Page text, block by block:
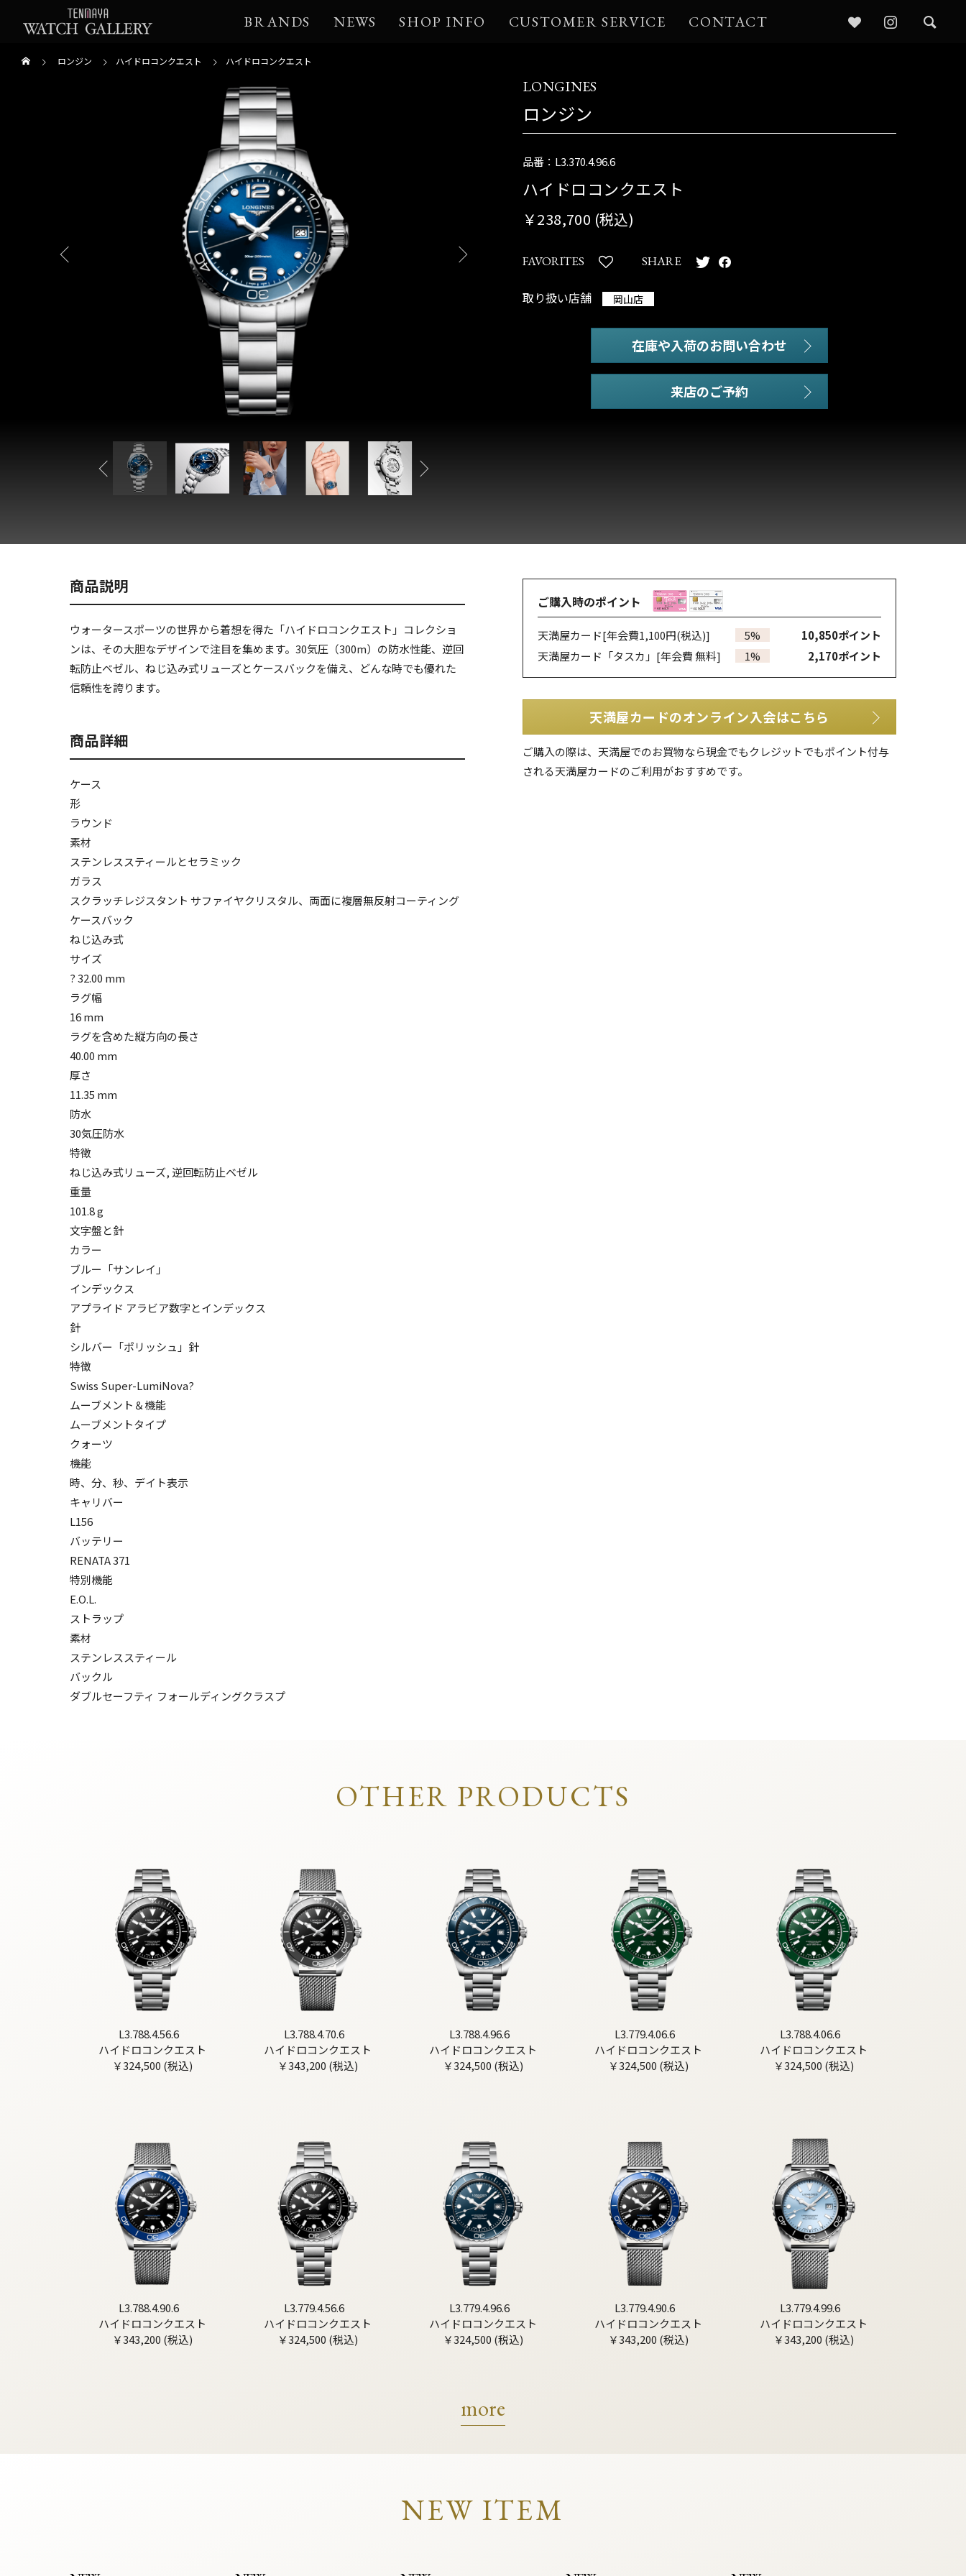
BRANDS NEWS SHOP INFO CUSTOMER SERVICE CONTACT
ロンジン ハイドロコンクエスト ハイドロコンクエスト
LONGINES
ロンジン
品番：L3.370.4.96.6
ハイドロコンクエスト
￥238,700 (税込)
FAVORITES SHARE
取り扱い店舗 岡山店
在庫や入荷のお問い合わせ
商品説明
ウォータースポーツの世界から着想を得た「ハイドロコンクエスト」コレクショ
ンは、その大胆なデザインで注目を集めます。30気圧（300m）の防水性能、逆回
転防止ベゼル、ねじ込み式リューズとケースバックを備え、どんな時でも優れた
信頼性を誇ります。
商品詳細
ケース
形
ラウンド
素材
ステンレススティールとセラミック
ガラス
スクラッチレジスタント サファイヤクリスタル、両面に複層無反射コーティング
ケースバック
ねじ込み式
サイズ
? 32.00 mm
ラグ幅
16 mm
ラグを含めた縦方向の長さ
40.00 mm
厚さ
11.35 mm
防水
30気圧防水
特徴
ねじ込み式リューズ, 逆回転防止ベゼル
重量
101.8 g
文字盤と針
カラー
ブルー「サンレイ」
インデックス
アプライド アラビア数字とインデックス
針
シルバー「ポリッシュ」針
特徴
Swiss Super-LumiNova?
ムーブメント＆機能
ムーブメントタイプ
クォーツ
機能
時、分、秒、デイト表示
キャリバー
L156
バッテリー
RENATA 371
特別機能
E.O.L.
ストラップ
素材
ステンレススティール
バックル
ダブルセーフティ フォールディングクラスプ
ご購入時のポイント
天満屋カード[年会費1,100円(税込)] 5% 10,850ポイント
天満屋カード「タスカ」 [年会費 無料] 1% 2,170ポイント
天満屋カードのオンライン入会はこちら
ご購入の際は、天満屋でのお買物なら現金でもクレジットでもポイント付与
される天満屋カードのご利用がおすすめです。
OTHER PRODUCTS
L3.788.4.56.6
ハイドロコンクエスト
￥324,500 (税込)
L3.788.4.70.6
ハイドロコンクエスト
￥343,200 (税込)
L3.788.4.96.6
ハイドロコンクエスト
￥324,500 (税込)
L3.779.4.06.6
ハイドロコンクエスト
￥324,500 (税込)
L3.788.4.06.6
ハイドロコンクエスト
￥324,500 (税込)
L3.788.4.90.6
ハイドロコンクエスト
￥343,200 (税込)
L3.779.4.56.6
ハイドロコンクエスト
￥324,500 (税込)
L3.779.4.96.6
ハイドロコンクエスト
￥324,500 (税込)
L3.779.4.90.6
ハイドロコンクエスト
￥343,200 (税込)
L3.779.4.99.6
ハイドロコンクエスト
￥343,200 (税込)
more
NEW ITEM